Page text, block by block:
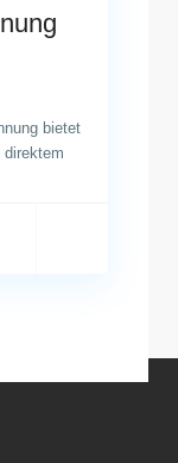
bietet
direktem